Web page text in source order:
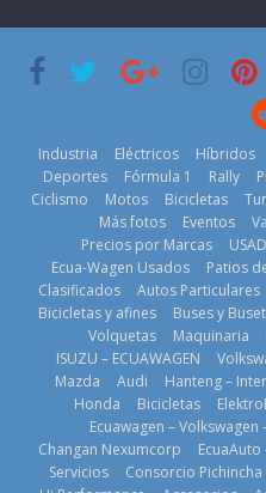
18 de julio de
2026
Mercado
automotor
ecuatoriano
creció un 28%
en julio de
2026
4 de agosto de
2026
La
edición
días
1 de
2026
Industria Eléctricos Híbridos
Deportes
Fórmula 1 Rally
Ciclismo
Motos Bicicletas
Más fotos
Eventos
Precios por Marcas
Ecua-Wagen Usados
Patios
Clasificados
Autos Particulares
Bicicletas y afines
Buses y
Volquetas
Maquinaria
ISUZU – ECUAWAGEN
Mazda
Audi Hanteng –
Honda
Bicicletas
Ecuawagen – Volkswagen
Changan Nexumcorp
Servicios
Consorcio Pichincha